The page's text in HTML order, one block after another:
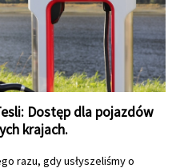
Dostęp dla pojazdów
krajach.
razu, gdy usłyszeliśmy o